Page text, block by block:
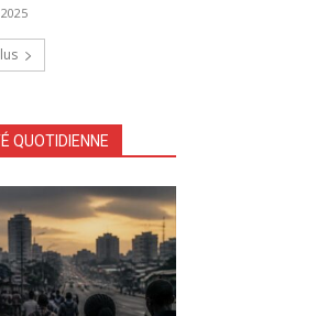
QUOTIDIENNE